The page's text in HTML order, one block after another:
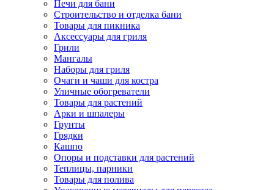
Печи для бани
Строительство и отделка бани
Товары для пикника
Аксессуары для гриля
Грили
Мангалы
Наборы для гриля
Очаги и чаши для костра
Уличные обогреватели
Товары для растений
Арки и шпалеры
Грунты
Грядки
Кашпо
Опоры и подставки для растений
Теплицы, парники
Товары для полива